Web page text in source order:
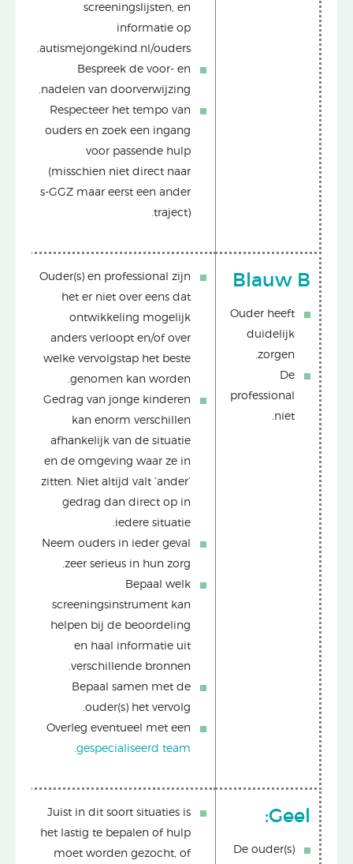
screeningslijsten, en
informatie op
autismejongekind.nl/ouders.
Bespreek de voor- en
nadelen van doorverwijzing.
Respecteer het tempo van
ouders en zoek een ingang
voor passende hulp
(misschien niet direct naar
s-GGZ maar eerst een ander
traject).
Blauw B
Ouder heeft
duidelijk
zorgen.
De
professional
niet.
Ouder(s) en professional zijn
het er niet over eens dat
ontwikkeling mogelijk
anders verloopt en/of over
welke vervolgstap het beste
genomen kan worden.
Gedrag van jonge kinderen
kan enorm verschillen
afhankelijk van de situatie
en de omgeving waar ze in
zitten. Niet altijd valt ‘ander’
gedrag dan direct op in
iedere situatie.
Neem ouders in ieder geval
zeer serieus in hun zorg.
Bepaal welk
screeningsinstrument kan
helpen bij de beoordeling
en haal informatie uit
verschillende bronnen.
Bepaal samen met de
ouder(s) het vervolg.
Overleg eventueel met een
gespecialiseerd team.
Geel:
De ouder(s)
Juist in dit soort situaties is
het lastig te bepalen of hulp
moet worden gezocht, of